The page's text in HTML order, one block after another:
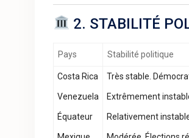
2. STABILITÉ
Pays Stabilité politique
Costa Rica Très stable.
Venezuela Extrêmement
Équateur Relativement